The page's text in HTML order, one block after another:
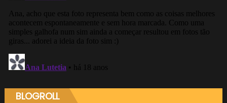
BLOGROLL